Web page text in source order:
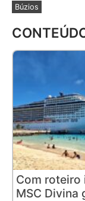
Búzios
Com roteiro
MSC Divina